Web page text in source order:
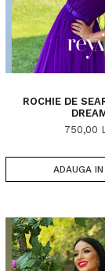
ROCHIE DE
750,00
ADAUGA